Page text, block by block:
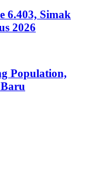
6.403, Simak
2026
Population,